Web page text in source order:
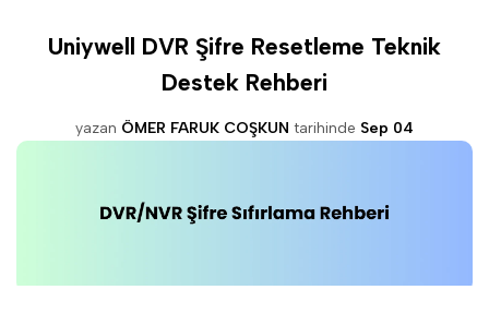
Uniywell DVR Şifre Resetleme Teknik
Destek Rehberi
yazan ÖMER FARUK COŞKUN tarihinde Sep 04